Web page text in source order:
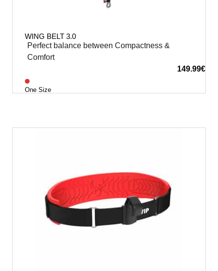
WING BELT 3.0
Perfect balance between Compactness &
Comfort
149.99€
One Size